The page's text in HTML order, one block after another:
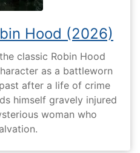
Hood (2026)
classic Robin Hood
as a battleworn
after a life of crime
himself gravely injured
woman who